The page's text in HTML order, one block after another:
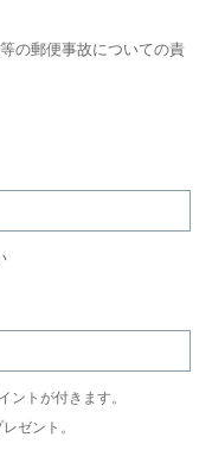
の郵便事故についての責
ントが付きます。
ゼント。